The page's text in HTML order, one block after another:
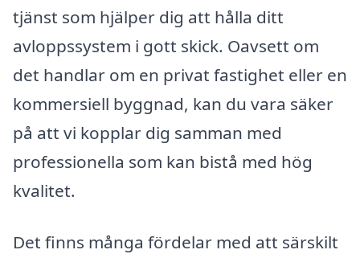
tjänst som hjälper dig att hålla ditt
avloppssystem i gott skick. Oavsett om
det handlar om en privat fastighet eller en
kommersiell byggnad, kan du vara säker
på att vi kopplar dig samman med
professionella som kan bistå med hög
kvalitet.
Det finns många fördelar med att särskilt